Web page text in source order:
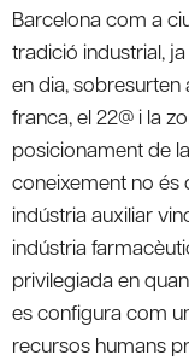
Barcelona com a
tradició industrial,
en dia, sobresurten
franca, el 22@ i la
posicionament de
coneixement no és
indústria auxiliar
indústria
privilegiada en
es configura com
recursos humans